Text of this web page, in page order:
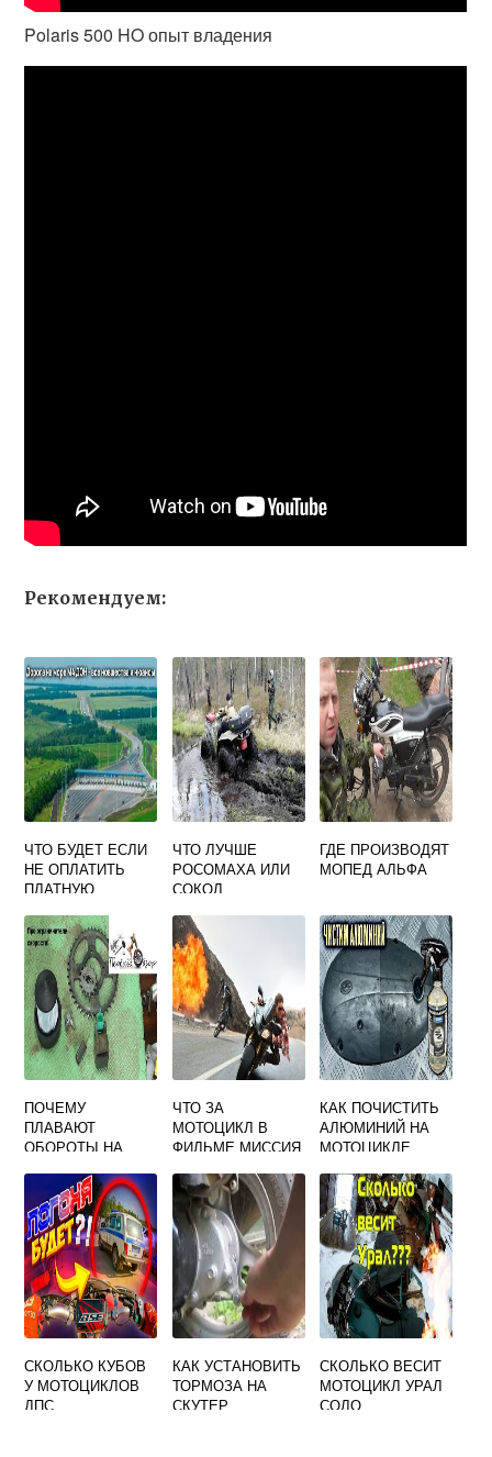
Polaris 500 HO опыт владения
Рекомендуем:
ЧТО БУДЕТ ЕСЛИ
НЕ ОПЛАТИТЬ
ПЛАТНУЮ
МОТОЦИКЛЕ
ЧТО ЛУЧШЕ
РОСОМАХА ИЛИ
СОКОЛ
ГДЕ ПРОИЗВОДЯТ
МОПЕД АЛЬФА
ПОЧЕМУ
ПЛАВАЮТ
ОБОРОТЫ НА
ЧТО ЗА
МОТОЦИКЛ В
ФИЛЬМЕ МИССИЯ
ПЛЕМЯ ИЗГОЕВ
КАК ПОЧИСТИТЬ
АЛЮМИНИЙ НА
МОТОЦИКЛЕ
СКОЛЬКО КУБОВ
У МОТОЦИКЛОВ
ДПС
КАК УСТАНОВИТЬ
ТОРМОЗА НА
СКУТЕР
СКОЛЬКО ВЕСИТ
МОТОЦИКЛ УРАЛ
СОЛО